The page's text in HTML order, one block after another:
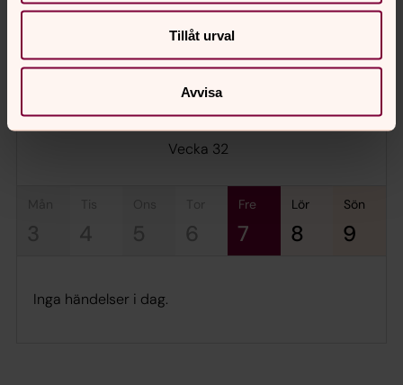
Tillåt urval
Avvisa
lyfta, stärka och ge hopp. Kyrkan är en plats att vara
stolt över. Du som medlem gör allt möjligt!
Aktuellt
augusti 2026
Vecka 32
4 6
fre
7
lör
8
sön
9
Inga händelser i dag.